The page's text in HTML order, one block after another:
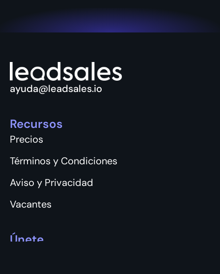
ayuda@leadsales.io
Recursos
Precios
Términos y Condiciones
Aviso y Privacidad
Vacantes
Únete